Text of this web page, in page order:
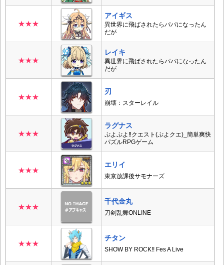
★★★
アイギス
異世界に飛ばされたらパパになったん
だが
★★★
レイキ
異世界に飛ばされたらパパになったん
だが
★★★
刃
崩壊：スターレイル
★★★
ラグナス
ぷよぷよ‼クエスト(ぷよクエ)_簡単爽快
パズルRPGゲーム
★★★
エリイ
東京放課後サモナーズ
★★★
千代金丸
刀剣乱舞ONLINE
★★★
チタン
SHOW BY ROCK!! Fes A Live